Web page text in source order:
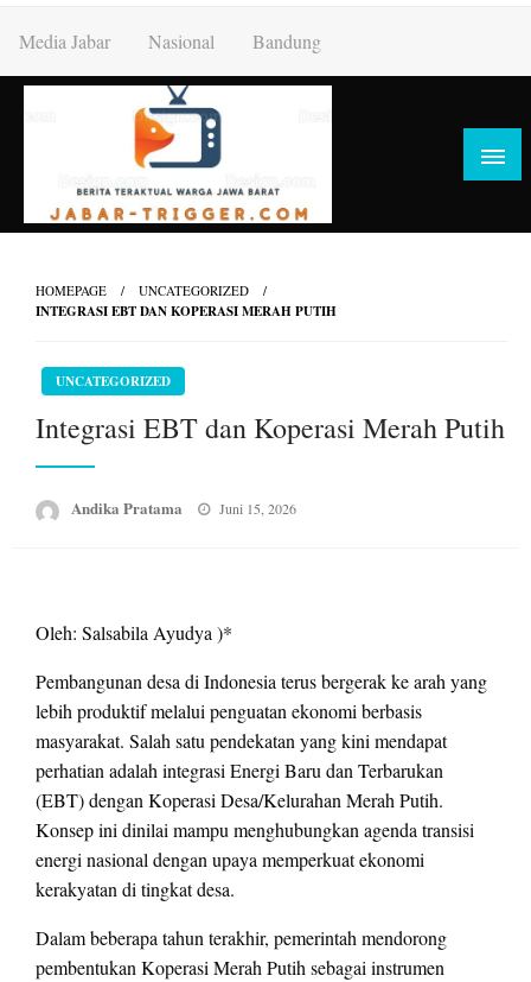
content
Media Jabar Nasional Bandung
HOMEPAGE UNCATEGORIZED
INTEGRASI EBT DAN KOPERASI MERAH PUTIH
UNCATEGORIZED
Integrasi EBT dan Koperasi Merah Putih
Andika Pratama
Posted
Juni 15, 2026
Oleh: Salsabila Ayudya )*
Pembangunan desa di Indonesia terus bergerak ke arah yang
lebih produktif melalui penguatan ekonomi berbasis
masyarakat. Salah satu pendekatan yang kini mendapat
perhatian adalah integrasi Energi Baru dan Terbarukan
(EBT) dengan Koperasi Desa/Kelurahan Merah Putih.
Konsep ini dinilai mampu menghubungkan agenda transisi
energi nasional dengan upaya memperkuat ekonomi
kerakyatan di tingkat desa.
Dalam beberapa tahun terakhir, pemerintah mendorong
pembentukan Koperasi Merah Putih sebagai instrumen